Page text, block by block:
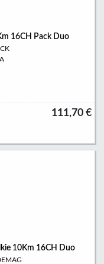
16CH Pack Duo
111,70 €
10Km 16CH Duo